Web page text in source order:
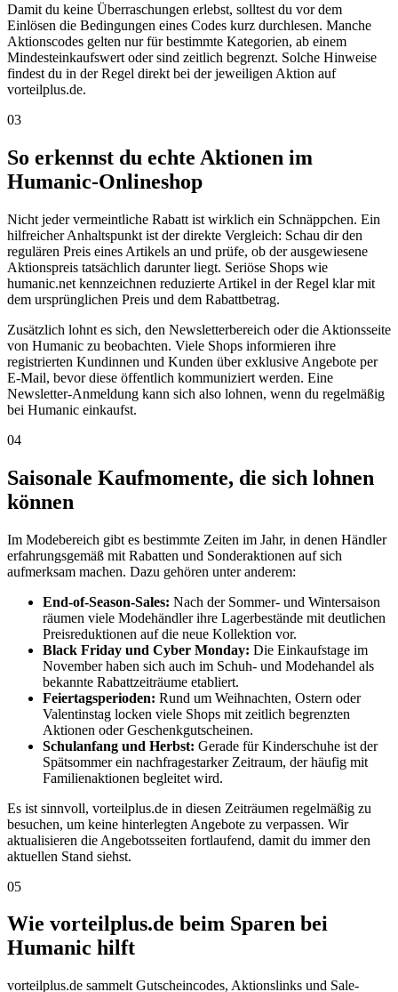
Damit du keine Überraschungen erlebst, solltest du vor dem
Einlösen die Bedingungen eines Codes kurz durchlesen. Manche
Aktionscodes gelten nur für bestimmte Kategorien, ab einem
Mindesteinkaufswert oder sind zeitlich begrenzt. Solche Hinweise
findest du in der Regel direkt bei der jeweiligen Aktion auf
vorteilplus.de.
03
So erkennst du echte Aktionen im
Humanic-Onlineshop
Nicht jeder vermeintliche Rabatt ist wirklich ein Schnäppchen. Ein
hilfreicher Anhaltspunkt ist der direkte Vergleich: Schau dir den
regulären Preis eines Artikels an und prüfe, ob der ausgewiesene
Aktionspreis tatsächlich darunter liegt. Seriöse Shops wie
humanic.net kennzeichnen reduzierte Artikel in der Regel klar mit
dem ursprünglichen Preis und dem Rabattbetrag.
Zusätzlich lohnt es sich, den Newsletterbereich oder die Aktionsseite
von Humanic zu beobachten. Viele Shops informieren ihre
registrierten Kundinnen und Kunden über exklusive Angebote per
E-Mail, bevor diese öffentlich kommuniziert werden. Eine
Newsletter-Anmeldung kann sich also lohnen, wenn du regelmäßig
bei Humanic einkaufst.
04
Saisonale Kaufmomente, die sich lohnen
können
Im Modebereich gibt es bestimmte Zeiten im Jahr, in denen Händler
erfahrungsgemäß mit Rabatten und Sonderaktionen auf sich
aufmerksam machen. Dazu gehören unter anderem:
End-of-Season-Sales: Nach der Sommer- und Wintersaison
räumen viele Modehändler ihre Lagerbestände mit deutlichen
Preisreduktionen auf die neue Kollektion vor.
Black Friday und Cyber Monday: Die Einkaufstage im
November haben sich auch im Schuh- und Modehandel als
bekannte Rabattzeiträume etabliert.
Feiertagsperioden: Rund um Weihnachten, Ostern oder
Valentinstag locken viele Shops mit zeitlich begrenzten
Aktionen oder Geschenkgutscheinen.
Schulanfang und Herbst: Gerade für Kinderschuhe ist der
Spätsommer ein nachfragestarker Zeitraum, der häufig mit
Familienaktionen begleitet wird.
Es ist sinnvoll, vorteilplus.de in diesen Zeiträumen regelmäßig zu
besuchen, um keine hinterlegten Angebote zu verpassen. Wir
aktualisieren die Angebotsseiten fortlaufend, damit du immer den
aktuellen Stand siehst.
05
Wie vorteilplus.de beim Sparen bei
Humanic hilft
vorteilplus.de sammelt Gutscheincodes, Aktionslinks und Sale-